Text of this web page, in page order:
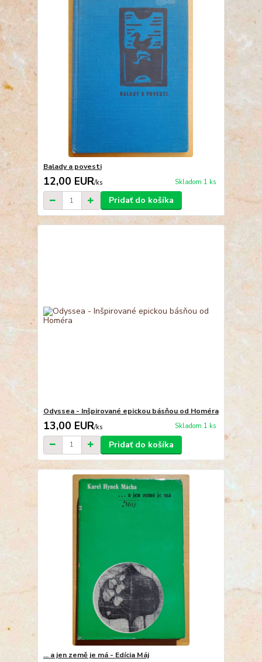
Balady a povesti
12,00 EUR/ks Skladom 1 ks
Pridať do košíka
Odyssea - Inšpirované epickou básňou od Homéra
13,00 EUR/ks Skladom 1 ks
Pridať do košíka
... a jen země je má - Edícia Máj